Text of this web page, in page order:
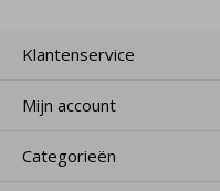
Klantenservice
Mijn account
Categorieën